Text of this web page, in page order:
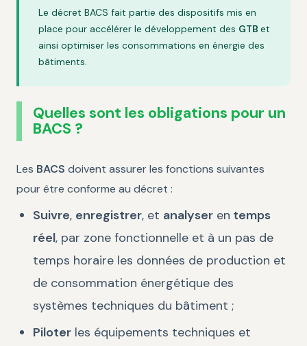
Le décret BACS fait partie des dispositifs mis en
place pour accélérer le développement des GTB et
ainsi optimiser les consommations en énergie des
bâtiments.
Quelles sont les obligations pour un
BACS ?
Les BACS doivent assurer les fonctions suivantes
pour être conforme au décret :
Suivre, enregistrer, et analyser en temps
réel, par zone fonctionnelle et à un pas de
temps horaire les données de production et
de consommation énergétique des
systèmes techniques du bâtiment ;
Piloter les équipements techniques et